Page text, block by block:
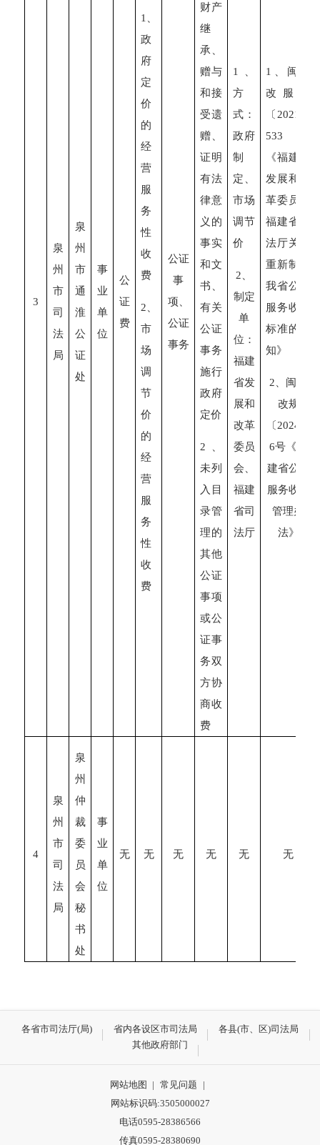
3
泉
州
市
司
法
局
泉
州
市
通
淮
公
证
处
事
业
单
位
公
证
费
1、
政
府
定
价
的
经
营
服
务
性
收
费
2
市
场
调
节
价
的
经
营
服
务
性
收
费
公证
事
项、
公证
事务
财产
继
承、
赠与
和接
受遗
赠、
证明
有法
律意
义的
事实
和文
书、
有关
公证
事务
施行
政府
定价
2
未列
入目
录管
理的
其他
公证
事项
或公
证事
务双
方协
商收
费
1 、
方
式：
政府
制
定、
市场
调节
价
2
制定
单
位：
福建
省发
展和
改革
委员
会、
福建
省司
法厅
1 、闽发
改服价
〔 2021
533
《福建省
发展和改
革委员会
福建省司
法厅关于
重新制定
我省公证
服务收费
标准的通
知》
2 、闽发
改规
〔2024
6号《福
建省公证
服务收费
管理办
法》
4
泉
州
市
司
法
局
泉
州
仲
裁
委
员
会
秘
书
处
事
业
单
位
无 无 无 无 无 无
各省市司法厅(局) 省内各设区市司法局
各县(市、区)司法局
其他政府部门
网站地图 | 常见问题
|
网站标识码:3505000027
电话0595-28386566
传真0595-28380690